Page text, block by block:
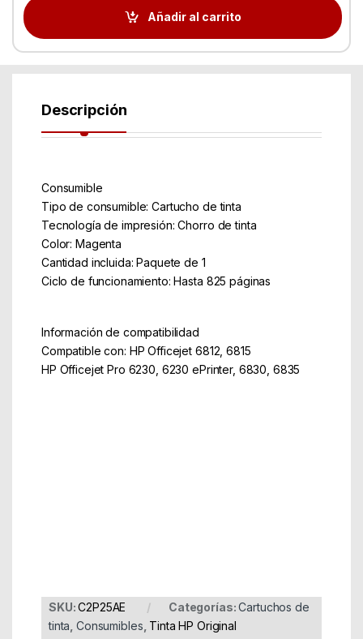
Añadir al carrito
Descripción
Consumible
Tipo de consumible: Cartucho de tinta
Tecnología de impresión: Chorro de tinta
Color: Magenta
Cantidad incluida: Paquete de 1
Ciclo de funcionamiento: Hasta 825 páginas
Información de compatibilidad
Compatible con: HP Officejet 6812, 6815
HP Officejet Pro 6230, 6230 ePrinter, 6830, 6835
SKU:C2P25AE Categorías:Cartuchos de
tinta ,Consumibles Tinta HP Original